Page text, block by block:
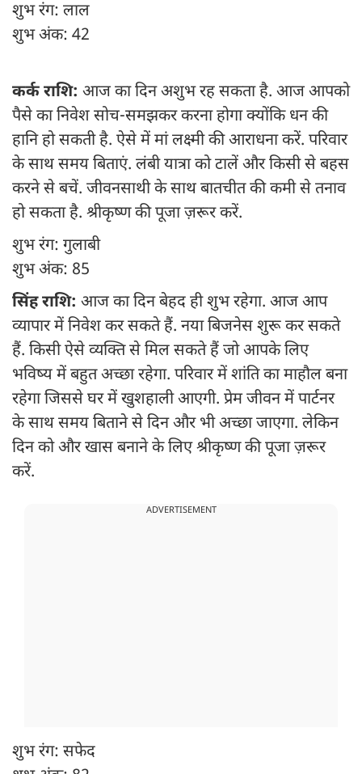
शुभ रंग: लाल
शुभ अंक: 42
कर्क राशि: आज का दिन अशुभ रह सकता है. आज आपको
पैसे का निवेश सोच-समझकर करना होगा क्योंकि धन की
हानि हो सकती है. ऐसे में मां लक्ष्मी की आराधना करें. परिवार
के साथ समय बिताएं. लंबी यात्रा को टालें और किसी से बहस
करने से बचें. जीवनसाथी के साथ बातचीत की कमी से तनाव
हो सकता है. श्रीकृष्ण की पूजा ज़रूर करें.
शुभ रंग: गुलाबी
शुभ अंक: 85
सिंह राशि: आज का दिन बेहद ही शुभ रहेगा. आज आप
व्यापार में निवेश कर सकते हैं. नया बिजनेस शुरू कर सकते
हैं. किसी ऐसे व्यक्ति से मिल सकते हैं जो आपके लिए
भविष्य में बहुत अच्छा रहेगा. परिवार में शांति का माहौल बना
रहेगा जिससे घर में खुशहाली आएगी. प्रेम जीवन में पार्टनर
के साथ समय बिताने से दिन और भी अच्छा जाएगा. लेकिन
दिन को और खास बनाने के लिए श्रीकृष्ण की पूजा ज़रूर
करें.
ADVERTISEMENT
शुभ रंग: सफेद